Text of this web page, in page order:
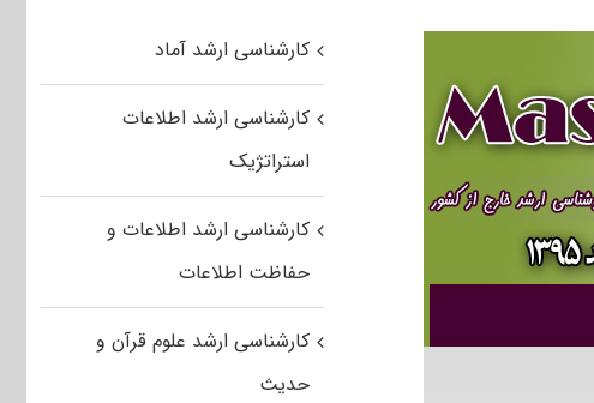
کارشناسی ارشد آماد
کارشناسی ارشد اطلاعات
استراتژیک
کارشناسی ارشد اطلاعات و
حفاظت اطلاعات
کارشناسی ارشد علوم قرآن و
حدیث